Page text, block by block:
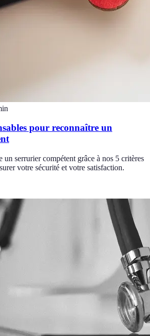
pour reconnaître un
un serrurier compétent grâce à nos 5 critères
votre sécurité et votre satisfaction.